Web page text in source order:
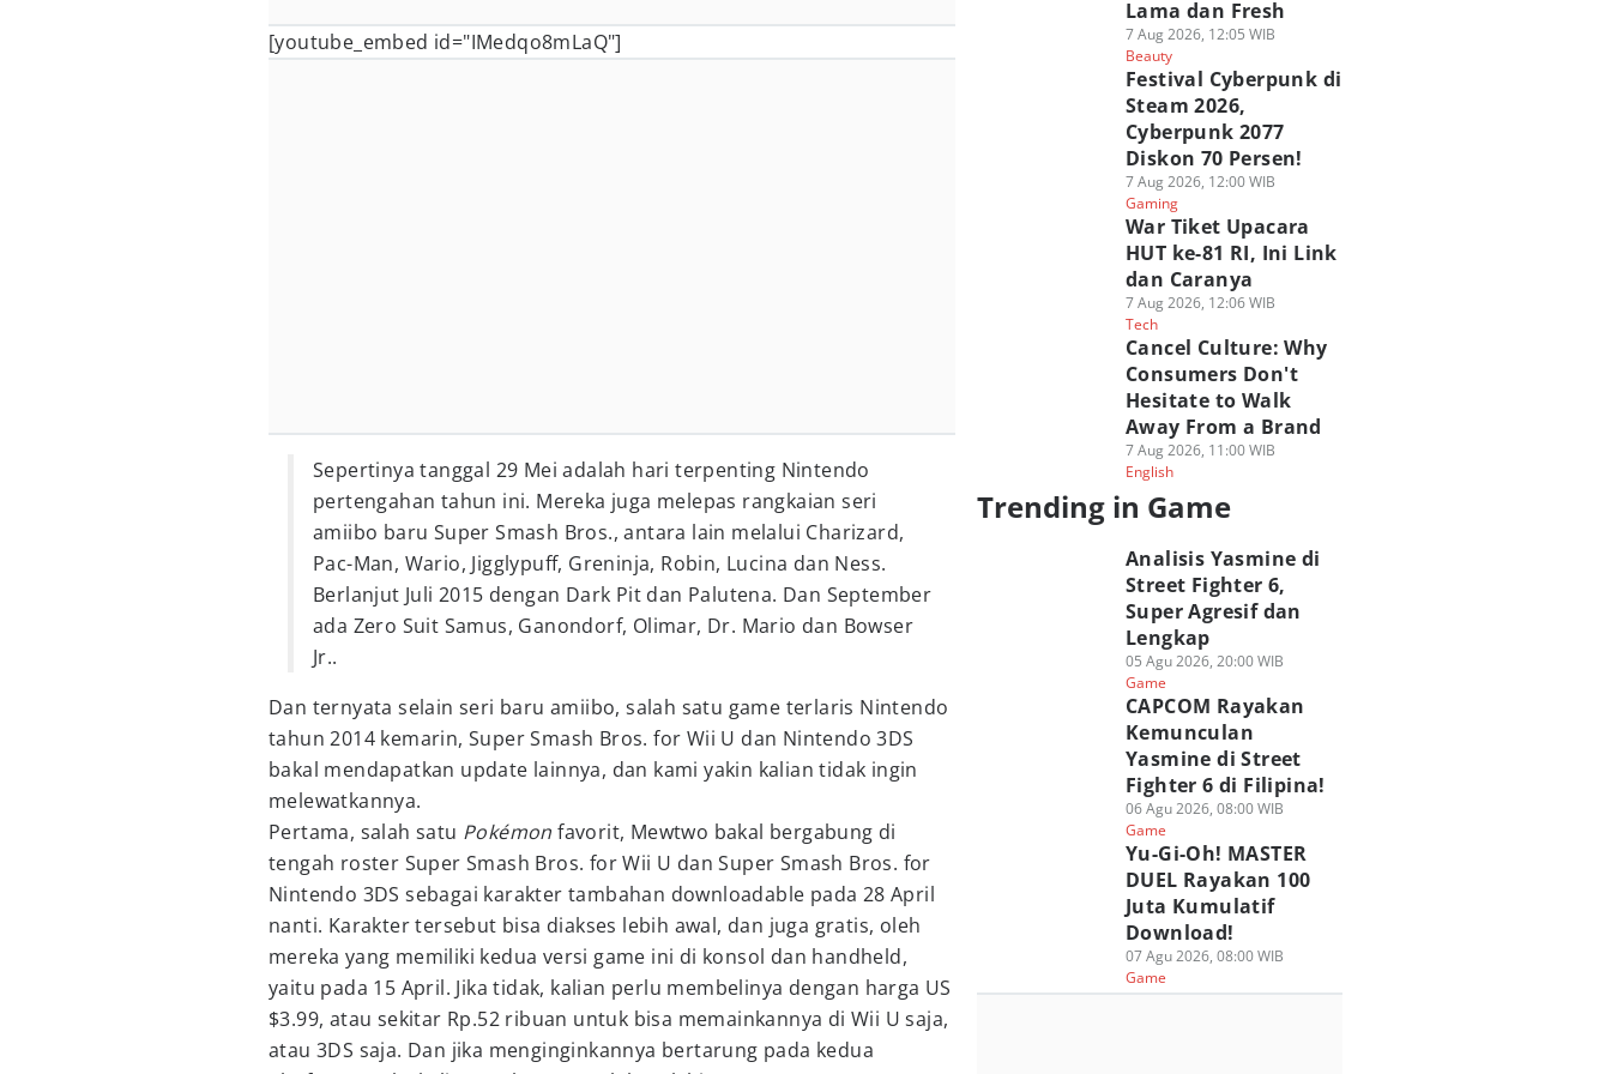
[youtube_embed id="IMedqo8mLaQ"]
Sepertinya tanggal 29 Mei adalah hari terpenting Nintendo
pertengahan tahun ini. Mereka juga melepas rangkaian seri
amiibo baru Super Smash Bros., antara lain melalui Charizard,
Pac-Man, Wario, Jigglypuff, Greninja, Robin, Lucina dan Ness.
Berlanjut Juli 2015 dengan Dark Pit dan Palutena. Dan September
ada Zero Suit Samus, Ganondorf, Olimar, Dr. Mario dan Bowser
Jr..
Dan ternyata selain seri baru amiibo, salah satu game terlaris Nintendo
tahun 2014 kemarin, Super Smash Bros. for Wii U dan Nintendo 3DS
bakal mendapatkan update lainnya, dan kami yakin kalian tidak ingin
melewatkannya.
Pertama, salah satu Pokémon favorit, Mewtwo bakal bergabung di
tengah roster Super Smash Bros. for Wii U dan Super Smash Bros. for
Nintendo 3DS sebagai karakter tambahan downloadable pada 28 April
nanti. Karakter tersebut bisa diakses lebih awal, dan juga gratis, oleh
mereka yang memiliki kedua versi game ini di konsol dan handheld,
yaitu pada 15 April. Jika tidak, kalian perlu membelinya dengan harga US
$3.99, atau sekitar Rp.52 ribuan untuk bisa memainkannya di Wii U saja,
atau 3DS saja. Dan jika menginginkannya bertarung pada kedua
Lama dan Fresh
7 Aug 2026, 12:05 WIB
Beauty
Festival Cyberpunk di
Steam 2026,
Cyberpunk 2077
Diskon 70 Persen!
7 Aug 2026, 12:00 WIB
Gaming
War Tiket Upacara
HUT ke-81 RI, Ini Link
dan Caranya
7 Aug 2026, 12:06 WIB
Tech
Cancel Culture: Why
Consumers Don't
Hesitate to Walk
Away From a Brand
7 Aug 2026, 11:00 WIB
English
Trending in Game
Analisis Yasmine di
Street Fighter 6,
Super Agresif dan
Lengkap
05 Agu 2026, 20:00 WIB
Game
CAPCOM Rayakan
Kemunculan
Yasmine di Street
Fighter 6 di Filipina!
06 Agu 2026, 08:00 WIB
Game
Yu-Gi-Oh! MASTER
DUEL Rayakan 100
Juta Kumulatif
Download!
07 Agu 2026, 08:00 WIB
Game